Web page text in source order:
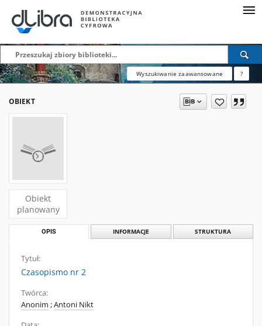
Wyszukiwanie zaawansowane ?
OBIEKT
Obiekt
planowany
OPIS INFORMACJE STRUKTURA
Tytuł:
Czasopismo nr 2
Twórca:
Anonim ;Antoni Nikt